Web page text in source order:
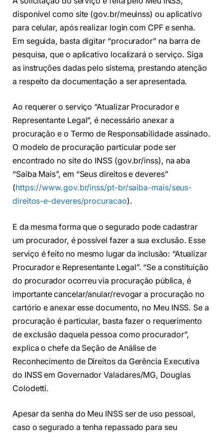
disponível como site (gov.br/meuinss) ou aplicativo
para celular, após realizar login com CPF e senha.
Em seguida, basta digitar “procurador” na barra de
pesquisa, que o aplicativo localizará o serviço. Siga
as instruções dadas pelo sistema, prestando atenção
a respeito da documentação a ser apresentada.
Ao requerer o serviço “Atualizar Procurador e
Representante Legal”, é necessário anexar a
procuração e o Termo de Responsabilidade assinado.
O modelo de procuração particular pode ser
encontrado no site do INSS (gov.br/inss), na aba
“Saiba Mais”, em “Seus direitos e deveres”
(https://www.gov.br/inss/pt-br/saiba-mais/seus-
direitos-e-deveres/procuracao).
E da mesma forma que o segurado pode cadastrar
um procurador, é possível fazer a sua exclusão. Esse
serviço é feito no mesmo lugar da inclusão: “Atualizar
Procurador e Representante Legal”. “Se a constituição
do procurador ocorreu via procuração pública, é
importante cancelar/anular/revogar a procuração no
cartório e anexar esse documento, no Meu INSS. Se a
procuração é particular, basta fazer o requerimento
de exclusão daquela pessoa como procurador”,
explica o chefe da Seção de Análise de
Reconhecimento de Direitos da Gerência Executiva
do INSS em Governador Valadares/MG, Douglas
Colodetti.
Apesar da senha do Meu INSS ser de uso pessoal,
caso o segurado a tenha repassado para seu